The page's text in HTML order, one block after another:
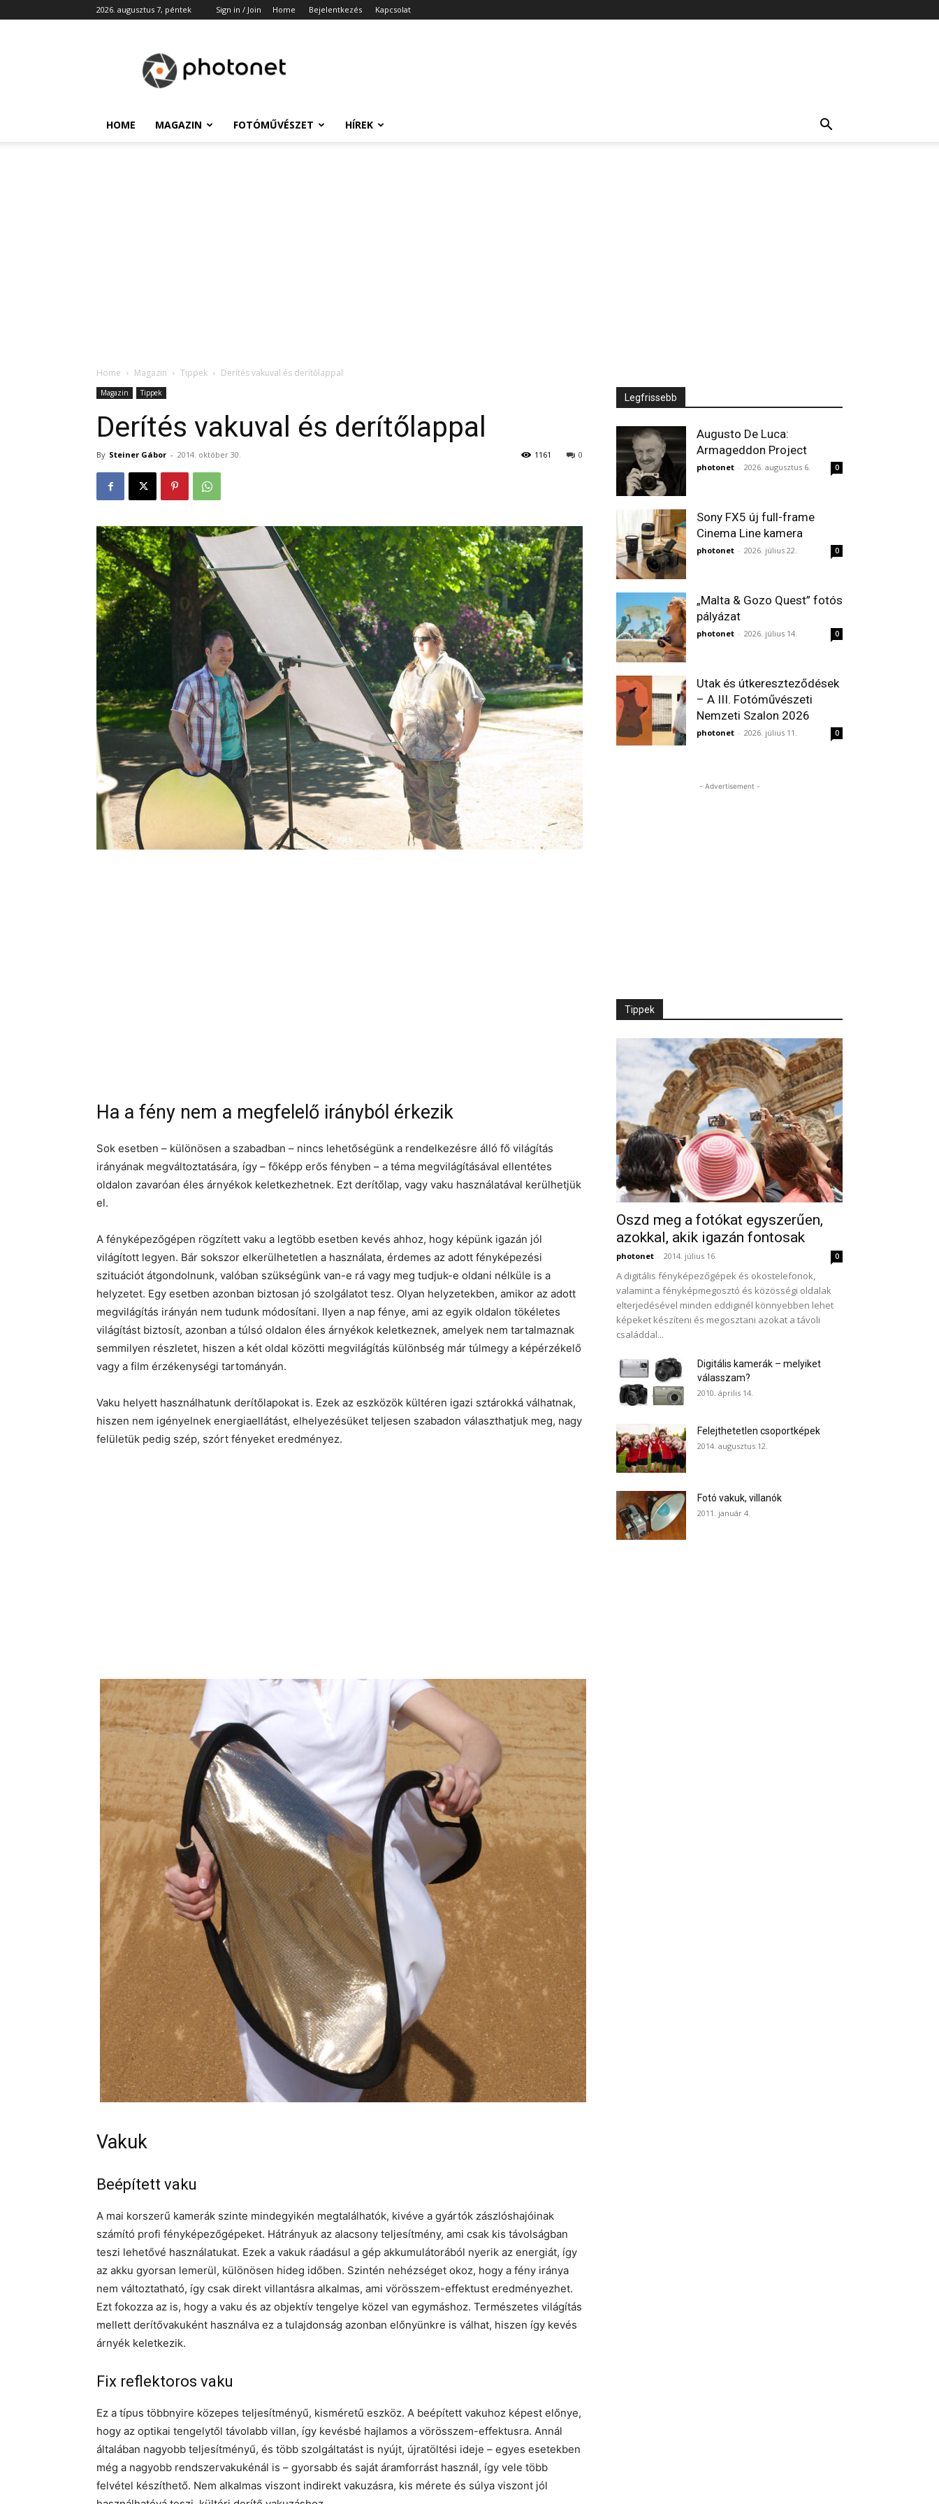
2026. augusztus 7, péntek Sign in / Join Home Bejelentkezés Kapcsolat
HOME MAGAZIN FOTÓMŰVÉSZET HÍREK
Home Magazin Tippek Derítés vakuval és derítőlappal
Magazin Tippek
Derítés vakuval és derítőlappal
By Steiner Gábor - 2014. október 30. 0
1161
Ha a fény nem a megfelelő irányból érkezik
Sok esetben – különösen a szabadban – nincs lehetőségünk a rendelkezésre álló fő világítás
irányának megváltoztatására, így – főképp erős fényben – a téma megvilágításával ellentétes
oldalon zavaróan éles árnyékok keletkezhetnek. Ezt derítőlap, vagy vaku használatával kerülhetjük
el.
A fényképezőgépen rögzített vaku a legtöbb esetben kevés ahhoz, hogy képünk igazán jól
világított legyen. Bár sokszor elkerülhetetlen a használata, érdemes az adott fényképezési
szituációt átgondolnunk, valóban szükségünk van-e rá vagy meg tudjuk-e oldani nélküle is a
helyzetet. Egy esetben azonban biztosan jó szolgálatot tesz. Olyan helyzetekben, amikor az adott
megvilágítás irányán nem tudunk módosítani. Ilyen a nap fénye, ami az egyik oldalon tökéletes
világítást biztosít, azonban a túlsó oldalon éles árnyékok keletkeznek, amelyek nem tartalmaznak
semmilyen részletet, hiszen a két oldal közötti megvilágítás különbség már túlmegy a képérzékelő
vagy a film érzékenységi tartományán.
Vaku helyett használhatunk derítőlapokat is. Ezek az eszközök kültéren igazi sztárokká válhatnak,
hiszen nem igényelnek energiaellátást, elhelyezésüket teljesen szabadon választhatjuk meg, nagy
felületük pedig szép, szórt fényeket eredményez.
Vakuk
Beépített vaku
A mai korszerű kamerák szinte mindegyikén megtalálhatók, kivéve a gyártók zászlóshajóinak
számító profi fényképezőgépeket. Hátrányuk az alacsony teljesítmény, ami csak kis távolságban
teszi lehetővé használatukat. Ezek a vakuk ráadásul a gép akkumulátorából nyerik az energiát, így
az akku gyorsan lemerül, különösen hideg időben. Szintén nehézséget okoz, hogy a fény iránya
nem változtatható, így csak direkt villantásra alkalmas, ami vörösszem-effektust eredményezhet.
Ezt fokozza az is, hogy a vaku és az objektív tengelye közel van egymáshoz. Természetes világítás
mellett derítővakuként használva ez a tulajdonság azonban előnyünkre is válhat, hiszen így kevés
árnyék keletkezik.
Fix reflektoros vaku
Ez a típus többnyire közepes teljesítményű, kisméretű eszköz. A beépített vakuhoz képest előnye,
hogy az optikai tengelytől távolabb villan, így kevésbé hajlamos a vörösszem-effektusra. Annál
általában nagyobb teljesítményű, és több szolgáltatást is nyújt, újratöltési ideje – egyes esetekben
még a nagyobb rendszervakukénál is – gyorsabb és saját áramforrást használ, így vele több
felvétel készíthető. Nem alkalmas viszont indirekt vakuzásra, kis mérete és súlya viszont jól
Legfrissebb
Augusto De Luca:
Armageddon Project
photonet - 2026. augusztus 6. 0
Sony FX5 új full-frame
Cinema Line kamera
photonet - 2026. július 22. 0
„Malta & Gozo Quest” fotós
pályázat
photonet - 2026. július 14. 0
Utak és útkereszteződések
– A III. Fotóművészeti
Nemzeti Szalon 2026
photonet - 2026. július 11. 0
- Advertisement -
Tippek
Oszd meg a fotókat egyszerűen,
azokkal, akik igazán fontosak
photonet - 2014. július 16. 0
A digitális fényképezőgépek és okostelefonok,
valamint a fényképmegosztó és közösségi oldalak
elterjedésével minden eddiginél könnyebben lehet
képeket készíteni és megosztani azokat a távoli
családdal...
Digitális kamerák – melyiket
válasszam?
2010. április 14.
Felejthetetlen csoportképek
2014. augusztus 12.
Fotó vakuk, villanók
2011. január 4.